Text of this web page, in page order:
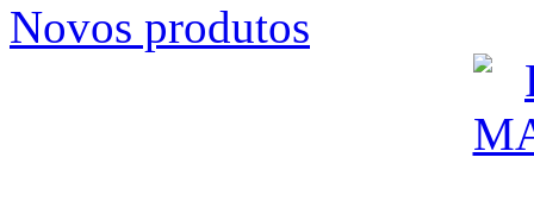
Novos produtos